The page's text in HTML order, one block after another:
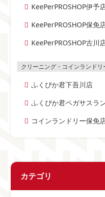
KeePerPROSHOP伊予
KeePerPROSHOP保免
KeePerPROSHOP古川
ふくぴか君下吾川店
ふくぴか君ペガサスラ
コインランドリー保免
カテゴリ